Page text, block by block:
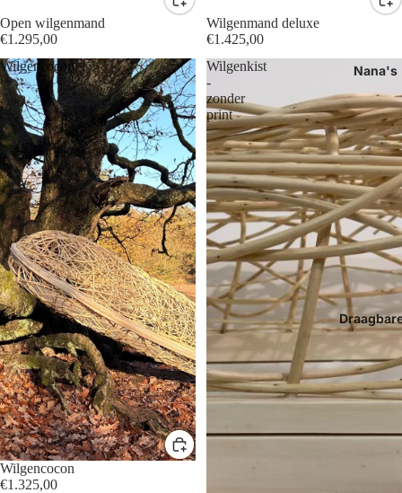
Nana's
Open wilgenmand
€1.295,00
Wilgenmand deluxe
€1.425,00
Wilgencocon
Wilgencocon
€1.325,00
Wilgenkist
-
zonder
print